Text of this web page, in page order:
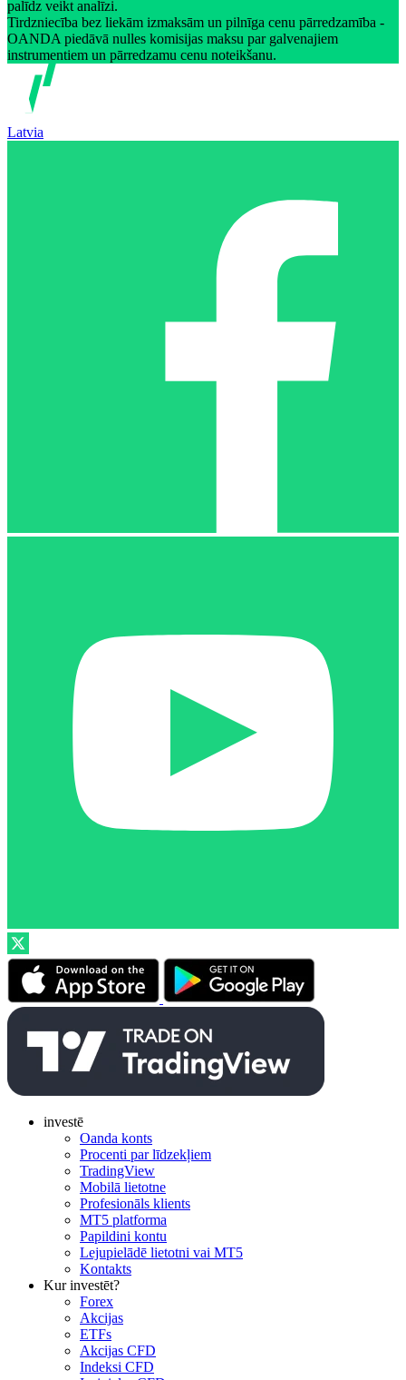
palīdz veikt analīzi.
Tirdzniecība bez liekām izmaksām un pilnīga cenu pārredzamība -
OANDA piedāvā nulles komisijas maksu par galvenajiem
instrumentiem un pārredzamu cenu noteikšanu.
Latvia
investē
Oanda konts
Procenti par līdzekļiem
TradingView
Mobilā lietotne
Profesionāls klients
MT5 platforma
Papildini kontu
Lejupielādē lietotni vai MT5
Kontakts
Kur investēt?
Forex
Akcijas
ETFs
Akcijas CFD
Indeksi CFD